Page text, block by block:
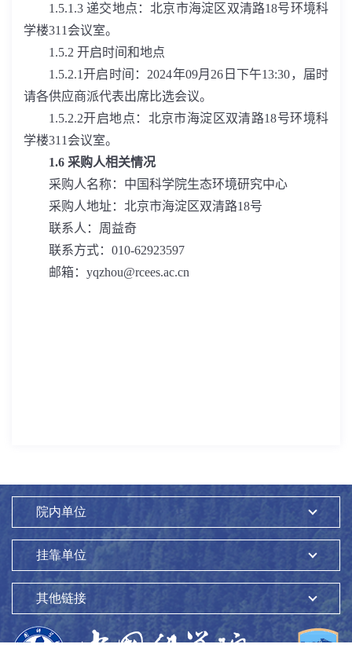
1.5.1.3递交地点：北京市海淀区双清路18号环境科
学楼311 会议室。
1.5.2 开启时间和地点
1.5.2.1开启时间： 2024年09月 26 日下午13:30，届时
请各供应商派代表出席比选会议。
1.5.2.2开启地点：北京市海淀区双清路18号环境科
学楼311 会议室。
1.6 采购人相关情况
采购人名称：中国科学院生态环境研究中心
采购人地址：北京市海淀区双清路18号
联系人：周益奇
联系方式： 010-62923597
邮箱： yqzhou@rcees.ac.cn
院内单位
挂靠单位
其他链接